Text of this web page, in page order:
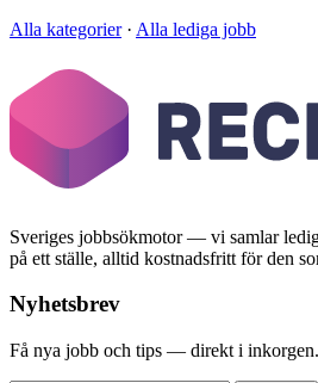
Alla kategorier· Alla lediga jobb
Sveriges jobbsökmotor — vi samlar
på ett ställe, alltid kostnadsfritt för den
Nyhetsbrev
Få nya jobb och tips — direkt i inkorgen.